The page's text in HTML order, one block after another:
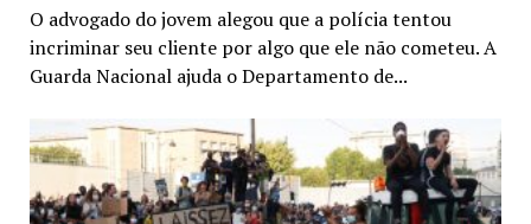
O advogado do jovem alegou que a polícia tentou
incriminar seu cliente por algo que ele não cometeu. A
Guarda Nacional ajuda o Departamento de...